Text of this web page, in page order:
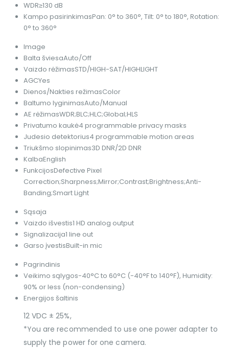
WDR≥130 dB
Kampo pasirinkimasPan: 0° to 360°, Tilt: 0° to 180°, Rotation:
0° to 360°
Image
Balta šviesaAuto/Off
Vaizdo rėžimasSTD/HIGH-SAT/HIGHLIGHT
AGCYes
Dienos/Nakties režimasColor
Baltumo lyginimasAuto/Manual
AE rėžimasWDR;BLC;HLC;Global;HLS
Privatumo kaukė4 programmable privacy masks
Judesio detektorius4 programmable motion areas
Triukšmo slopinimas3D DNR/2D DNR
KalbaEnglish
FunkcijosDefective Pixel
Correction;Sharpness;Mirror;Contrast;Brightness;Anti-
Banding;Smart Light
Sąsaja
Vaizdo išvestis1 HD analog output
Signalizacija1 line out
Garso įvestisBuilt-in mic
Pagrindinis
Veikimo sąlygos-40°C to 60°C (-40°F to 140°F), Humidity:
90% or less (non-condensing)
Energijos šaltinis
12 VDC ± 25%,
*You are recommended to use one power adapter to
supply the power for one camera.